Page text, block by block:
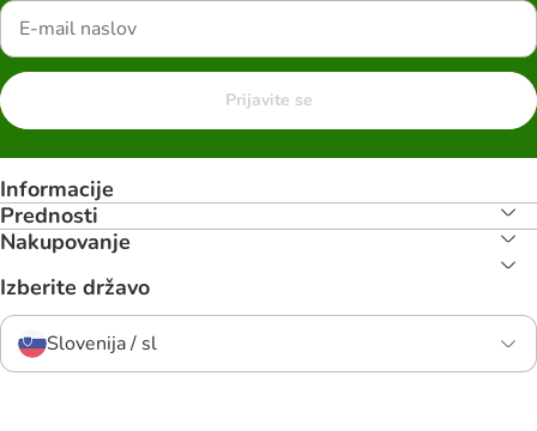
Prijavite se
Informacije
Prednosti
Nakupovanje
Izberite državo
Slovenija / sl